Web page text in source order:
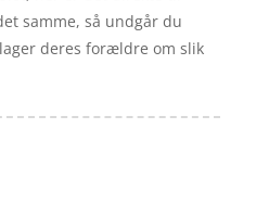
samme, så undgår du
deres forældre om slik